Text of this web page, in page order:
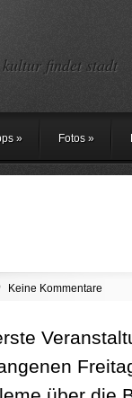
kultur findet stadt
» Fotos»
Keine Kommentare